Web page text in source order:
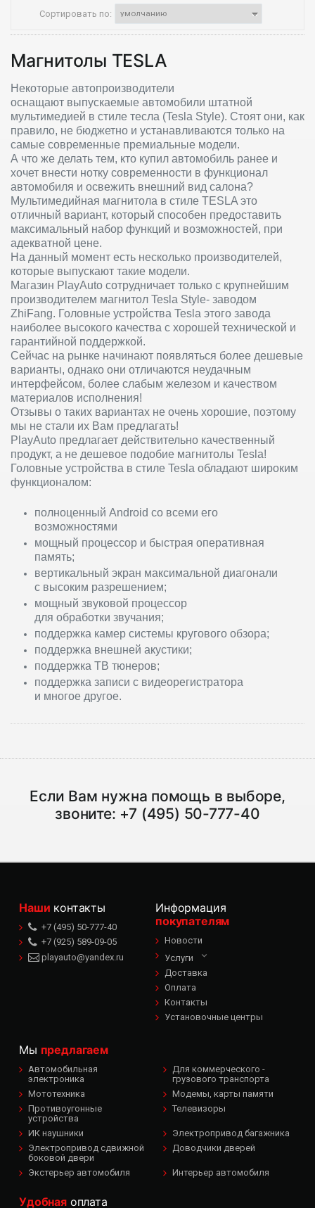
Сортировать по:
Магнитолы TESLA
Некоторые автопроизводители
оснащают выпускаемые автомобили штатной
мультимедией в стиле тесла (Tesla Style). Стоят они, как
правило, не бюджетно и устанавливаются только на
самые современные премиальные модели.
А что же делать тем, кто купил автомобиль ранее и
хочет внести нотку современности в функционал
автомобиля и освежить внешний вид салона?
Мультимедийная магнитола в стиле TESLA это
отличный вариант, который способен предоставить
максимальный набор функций и возможностей, при
адекватной цене.
На данный момент есть несколько производителей,
которые выпускают такие модели.
Магазин PlayAuto сотрудничает только с крупнейшим
производителем магнитол Tesla Style- заводом
ZhiFang. Головные устройства Tesla этого завода
наиболее высокого качества с хорошей технической и
гарантийной поддержкой.
Сейчас на рынке начинают появляться более дешевые
варианты, однако они отличаются неудачным
интерфейсом, более слабым железом и качеством
материалов исполнения!
Отзывы о таких вариантах не очень хорошие, поэтому
мы не стали их Вам предлагать!
PlayAuto предлагает действительно качественный
продукт, а не дешевое подобие магнитолы Tesla!
Головные устройства в стиле Tesla обладают широким
функционалом:
полноценный Android со всеми его
возможностями
мощный процессор и быстрая оперативная
память;
вертикальный экран максимальной диагонали
с высоким разрешением;
мощный звуковой процессор
для обработки звучания;
поддержка камер системы кругового обзора;
поддержка внешней акустики;
поддержка ТВ тюнеров;
поддержка записи с видеорегистратора
и многое другое.
Если Вам нужна помощь в выборе,
звоните: +7 (495) 50-777-40
Наши контакты
+7 (495) 50-777-40
+7 (925) 589-09-05
playauto@yandex.ru
Информация
покупателям
Новости
Услуги
Доставка
Оплата
Контакты
Установочные центры
Мы предлагаем
Автомобильная
электроника
Для коммерческого -
грузового транспорта
Мототехника
Модемы, карты памяти
Противоугонные
устройства
Телевизоры
ИК наушники
Электропривод багажника
Электропривод сдвижной
боковой двери
Доводчики дверей
Экстерьер автомобиля Интерьер автомобиля
Удобнаяоплата